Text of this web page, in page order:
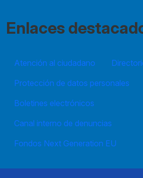
Enlaces
Atención al ciudadano
Protección de datos personales
Boletines electrónicos
Canal interno de denuncias
Fondos Next Generation EU